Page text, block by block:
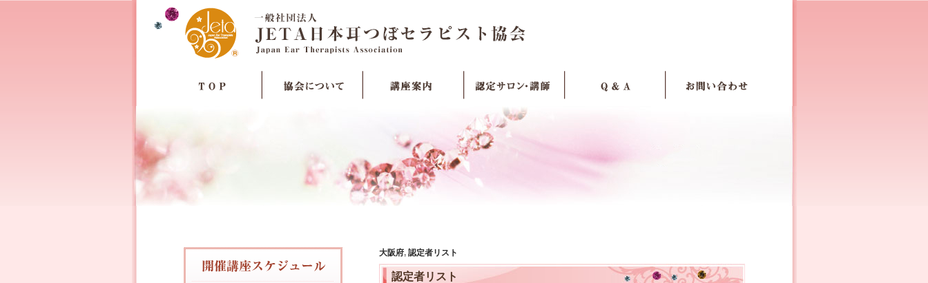
大阪府, 認定者リスト
認定者リスト